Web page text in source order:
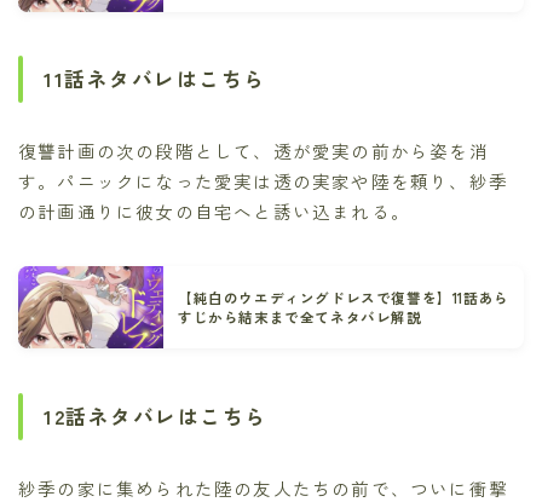
11話ネタバレはこちら
復讐計画の次の段階として、透が愛実の前から姿を消
す。パニックになった愛実は透の実家や陸を頼り、紗季
の計画通りに彼女の自宅へと誘い込まれる。
【純白のウエディングドレスで復讐を】11話あら
すじから結末まで全てネタバレ解説
12話ネタバレはこちら
紗季の家に集められた陸の友人たちの前で、ついに衝撃